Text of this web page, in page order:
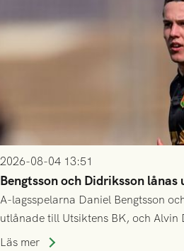
2026-08-04 13:51
Bengtsson och Didriksson lånas
A-lagsspelarna Daniel Bengtsson
utlånade till Utsiktens BK, och
speltid i Hestrafors genom
Läs mer